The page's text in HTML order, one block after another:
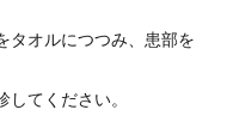
タオルにつつみ、患部を
てください。